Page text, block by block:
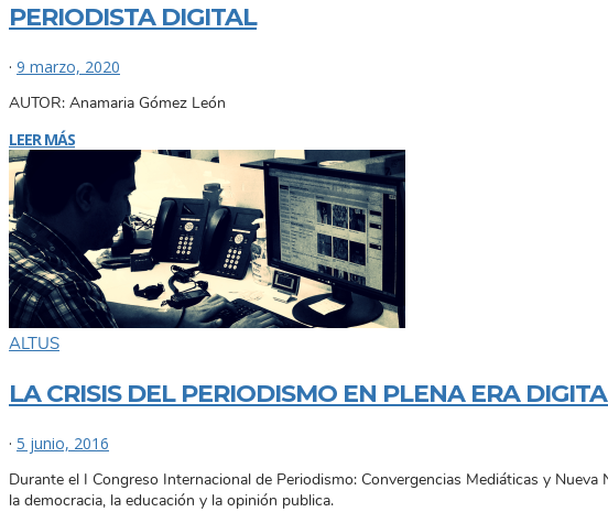
PERIODISTA DIGITAL
· 9 marzo, 2020
AUTOR: Anamaria Gómez León
LEER MÁS
ALTUS
LA CRISIS DEL PERIODISMO EN PLENA ERA
· 5 junio, 2016
Durante el I Congreso Internacional de Periodismo: Convergencias Mediáticas y
la democracia, la educación y la opinión publica.